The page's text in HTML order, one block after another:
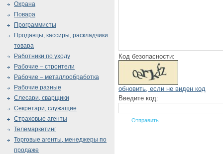
Код безопасности:
обновить, если не виден код
Введите код:
Охрана
Повара
Программисты
Продавцы, кассиры, раскладчики
товара
Работники по уходу
Рабочие – строители
Рабочие – металлообработка
Рабочие разные
Слесари, сварщики
Секретари, служащие
Страховые агенты
Телемаркетинг
Торговые агенты, менеджеры по
продаже